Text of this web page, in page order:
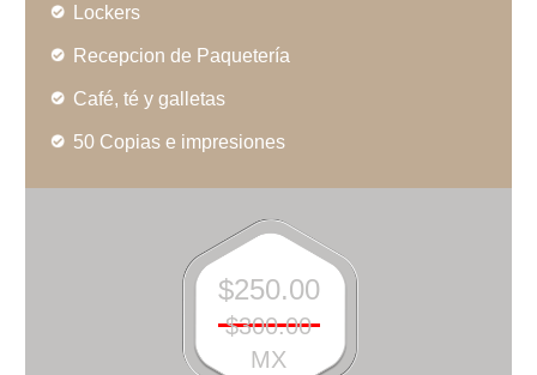
Lockers
Recepcion de Paquetería
Café, té y galletas
50 Copias e impresiones
$250.00
$300.00
MX